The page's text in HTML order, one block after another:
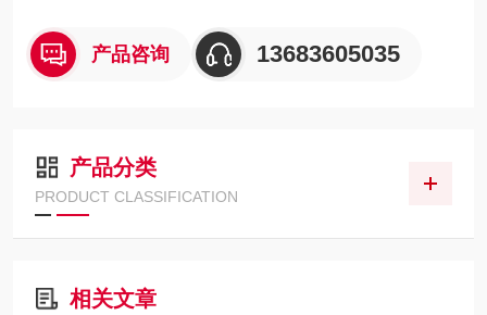
产品咨询 13683605035
产品分类
PRODUCT CLASSIFICATION
相关文章